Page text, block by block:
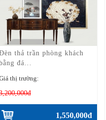
thả trần phòng khách
đá...
thị trường:
1,550,000đ